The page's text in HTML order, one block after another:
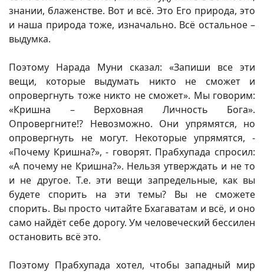
знании, блаженстве. Вот и всё. Это Его природа, это
и наша природа тоже, изначально. Всё остальное –
выдумка.
Поэтому Нарада Муни сказал: «Запиши все эти
вещи, которые выдумать никто не сможет и
опровергнуть тоже никто не сможет». Мы говорим:
«Кришна – Верховная Личность Бога».
Опровергните!? Невозможно. Они упрямятся, но
опровергнуть не могут. Некоторые упрямятся, -
«Почему Кришна?», - говорят. Прабхупада спросил:
«А почему не Кришна?». Нельзя утверждать и не то
и не другое. Т.е. эти вещи запредельные, как вы
будете спорить на эти темы? Вы не сможете
спорить. Вы просто читайте Бхагаватам и всё, и оно
само найдёт себе дорогу. Ум человеческий бессилен
остановить всё это.
Поэтому Прабхупада хотел, чтобы западный мир